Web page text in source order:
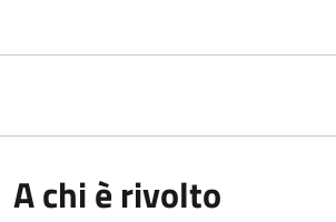
A chi è rivolto